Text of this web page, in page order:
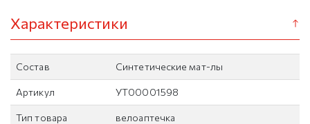
Характеристики
Состав Синтетические мат-лы
Артикул УТ00001598
Тип товара велоаптечка